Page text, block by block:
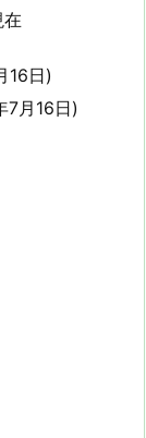
16日)
7月16日)